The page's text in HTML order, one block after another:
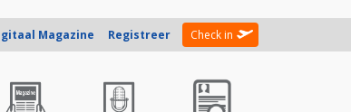
Magazine Registreer Check in